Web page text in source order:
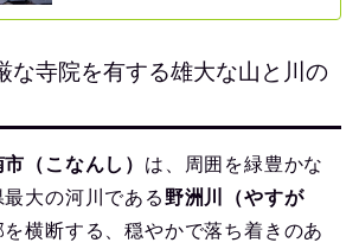
な寺院を有する雄大な山と川の
（こなんし） は、周囲を緑豊かな
大の河川である 野洲川（やすが
横断する、穏やかで落ち着きのあ